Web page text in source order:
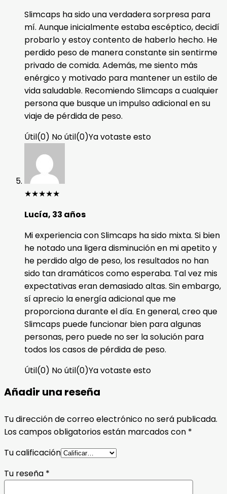
Slimcaps ha sido una verdadera sorpresa para
mí. Aunque inicialmente estaba escéptico, decidí
probarlo y estoy contento de haberlo hecho. He
perdido peso de manera constante sin sentirme
privado de comida. Además, me siento más
enérgico y motivado para mantener un estilo de
vida saludable. Recomiendo Slimcaps a cualquier
persona que busque un impulso adicional en su
viaje de pérdida de peso.
Útil(0) No útil(0)Ya votaste esto
★★★★★
Lucía, 33 años
Mi experiencia con Slimcaps ha sido mixta. Si bien
he notado una ligera disminución en mi apetito y
he perdido algo de peso, los resultados no han
sido tan dramáticos como esperaba. Tal vez mis
expectativas eran demasiado altas. Sin embargo,
sí aprecio la energía adicional que me
proporciona durante el día. En general, creo que
Slimcaps puede funcionar bien para algunas
personas, pero puede no ser la solución para
todos los casos de pérdida de peso.
Útil(0) No útil(0)Ya votaste esto
Añadir una reseña
Tu dirección de correo electrónico no será publicada.
Los campos obligatorios están marcados con *
Tu calificación
Tu reseña *